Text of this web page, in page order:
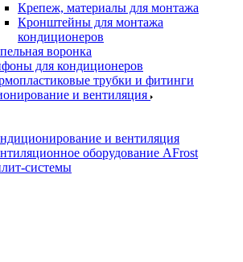
Крепеж, материалы для монтажа
Кронштейны для монтажа
кондиционеров
воронка
для кондиционеров
трубки и фитинги
и вентиляция
и вентиляция
оборудование AFrost
системы